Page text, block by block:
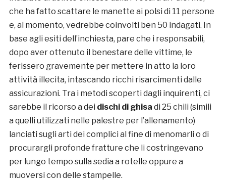
che ha fatto scattare le manette ai polsi di 11 persone
e, al momento, vedrebbe coinvolti ben 50 indagati. In
base agli esiti dell’inchiesta, pare che i responsabili,
dopo aver ottenuto il benestare delle vittime, le
ferissero gravemente per mettere in atto la loro
attività illecita, intascando ricchi risarcimenti dalle
assicurazioni. Tra i metodi scoperti dagli inquirenti, ci
sarebbe il ricorso a dei dischi di ghisa di 25 chili (simili
a quelli utilizzati nelle palestre per l’allenamento)
lanciati sugli arti dei complici al fine di menomarli o di
procurargli profonde fratture che li costringevano
per lungo tempo sulla sedia a rotelle oppure a
muoversi con delle stampelle.